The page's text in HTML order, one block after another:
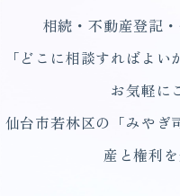
相続・不動産登記
「どこに相談すればよ
お気軽に
仙台市若林区の「みやぎ
産と権利